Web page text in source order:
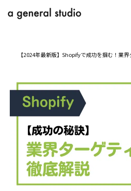
【2024年最新版】Shopifyで成功を掴む！業